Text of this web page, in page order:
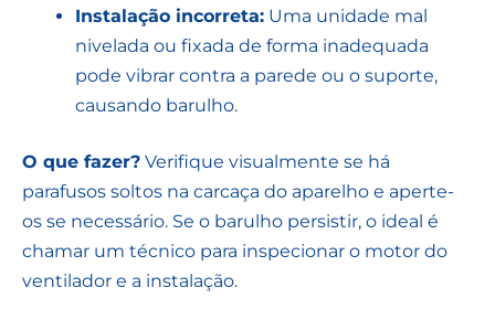
Instalação incorreta: Uma unidade mal
nivelada ou fixada de forma inadequada
pode vibrar contra a parede ou o suporte,
causando barulho.
O que fazer? Verifique visualmente se há
parafusos soltos na carcaça do aparelho e aperte-
os se necessário. Se o barulho persistir, o ideal é
chamar um técnico para inspecionar o motor do
ventilador e a instalação.